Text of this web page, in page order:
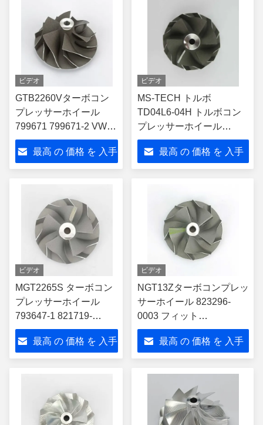
ビデオ
GTB2260Vターボコン
プレッサーホイール
799671 799671-2 VW
トゥーアレグ 3.0 TDI
245HP 2011-2015
最高 の 価格 を 入手
ビデオ
MS-TECH トルボ
TD04L6-04H トルボコン
プレッサーホイール
49377-07831 カディラッ
クATS 20最高 の 価格 を 入手
ビデオ
MGT2265S ターボコン
プレッサーホイール
793647-1 821719-
5004S BMW 5シリーズ
6シリーズ 7シリーズに
適しています
最高 の 価格 を 入手
ビデオ
NGT13Zターボコンプレッ
サーホイール 823296-
0003 フィット
24105975BAターボ
最高 の 価格 を 入手